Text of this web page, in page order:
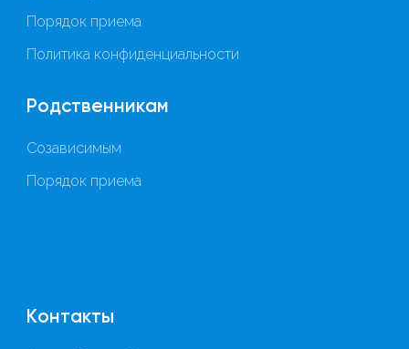
Порядок приема
Политика конфиденциальности
Родственникам
Созависимым
Порядок приема
Контакты